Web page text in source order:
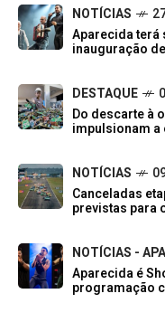
NOTÍCIAS
Aparecida terá
inauguração
DESTAQUE
Do descarte à
impulsionam a
NOTÍCIAS
Canceladas
previstas para
NOTÍCIAS -
Aparecida é
programação